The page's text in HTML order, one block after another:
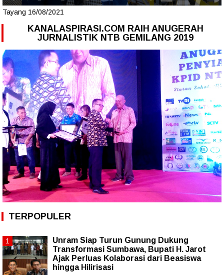
Tayang 16/08/2021
KANALASPIRASI.COM RAIH ANUGERAH
JURNALISTIK NTB GEMILANG 2019
TERPOPULER
Unram Siap Turun Gunung Dukung
Transformasi Sumbawa, Bupati H. Jarot
Ajak Perluas Kolaborasi dari Beasiswa
hingga Hilirisasi